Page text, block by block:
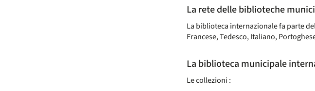
La rete delle biblioteche
La biblioteca internazionale fa parte
Francese, Tedesco, Italiano,
La biblioteca municipale
Le collezioni :